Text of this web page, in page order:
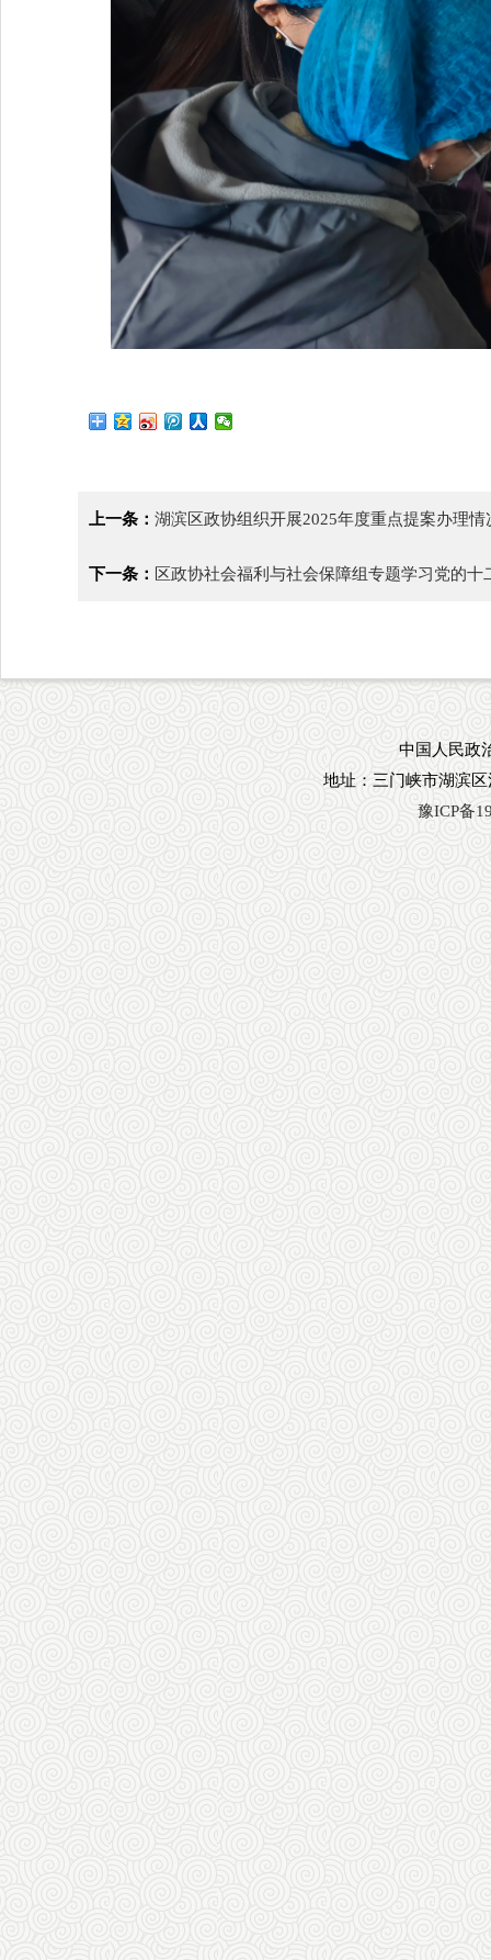
上一条： 湖滨区政协组织开展2025年度重点提案办理
下一条： 区政协社会福利与社会保障组专题学习党的十
中国人民政
地址：三门峡市湖滨
豫ICP备